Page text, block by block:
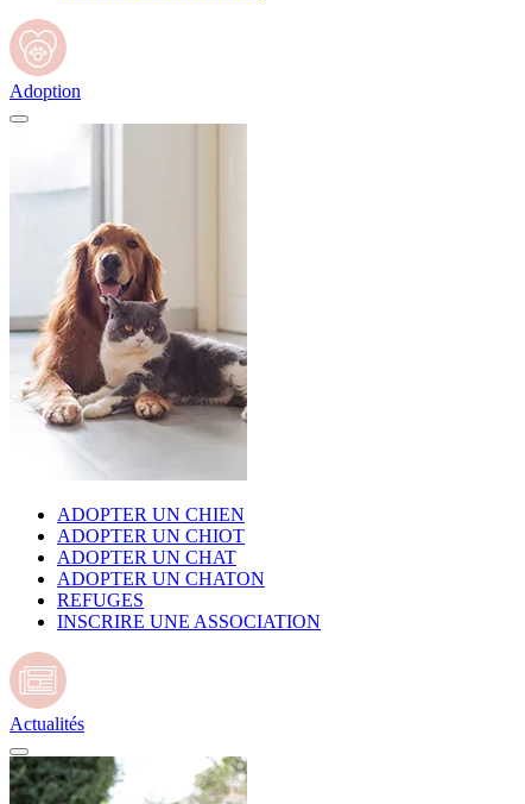
Adoption
ADOPTER UN CHIEN
ADOPTER UN CHIOT
ADOPTER UN CHAT
ADOPTER UN CHATON
REFUGES
INSCRIRE UNE ASSOCIATION
Actualités